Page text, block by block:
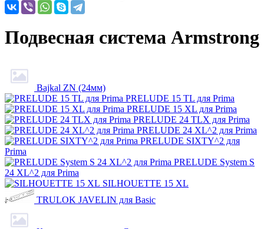
Подвесная система Armstrong
Bajkal ZN (24мм)
PRELUDE 15 TL для Prima
PRELUDE 15 XL для Prima
PRELUDE 24 TLX для Prima
PRELUDE 24 XL^2 для Prima
PRELUDE SIXTY^2 для
Prima
PRELUDE System S
24 XL^2 для Prima
SILHOUETTE 15 XL
TRULOK JAVELIN для Basic